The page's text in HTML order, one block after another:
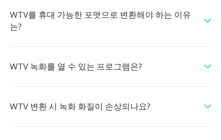
WTV를 휴대 가능한 포맷으로 변환해야 하는 이유
는?
WTV 녹화를 열 수 있는 프로그램은?
WTV 변환 시 녹화 화질이 손상되나요?